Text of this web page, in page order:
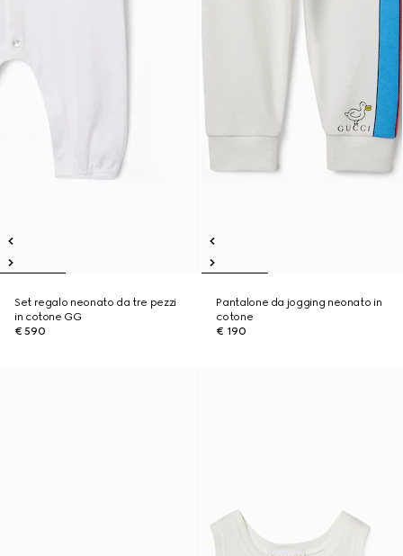
Set regalo neonato da tre pezzi
in cotone GG
€ 590
Pantalone da jogging neonato in
cotone
€ 190